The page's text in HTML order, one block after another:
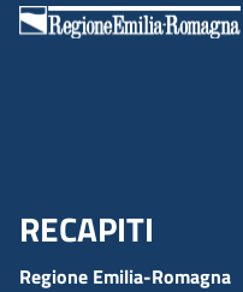
Menu Footer
RECAPITI
Regione Emilia-Romagna